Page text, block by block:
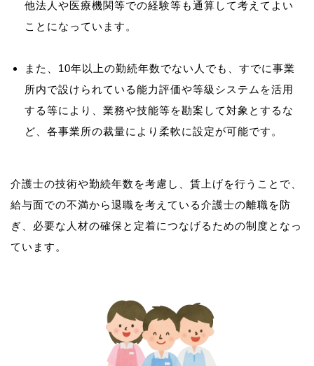
他法人や医療機関等での経験等も通算して考えてよい
ことになっています。
また、10年以上の勤続年数でない人でも、すでに事業
所内で設けられている能力評価や等級システムを活用
する等により、業務や技能等を勘案して対象とするな
ど、各事業所の裁量により柔軟に設定が可能です。
介護士の技術や勤続年数を考慮し、賃上げを行うことで、
給与面での不満から退職を考えている介護士の離職を防
ぎ、必要な人材の確保と定着につなげるための制度となっ
ています。